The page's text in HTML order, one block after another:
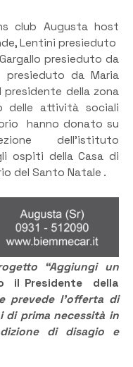
club Augusta host
Lentini presieduto
presieduto da
da Maria
della zona
delle attività sociali
hanno donato su
dell’istituto
ospiti della Casa di
del Santo Natale .
“Aggiungi un
il Presidente della
prevede l’offerta di
di prima necessità in
di disagio e